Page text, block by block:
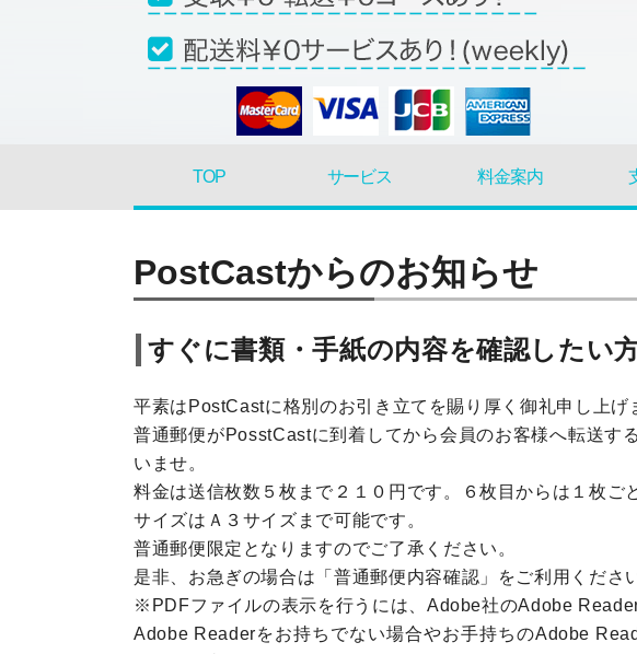
TOP サービス 料金案内
PostCastからのお知らせ
すぐに書類・手紙の内容を確認したい
平素はPostCastに格別のお引き立てを賜り厚く御礼申し上げ
普通郵便がPosstCastに到着してから会員のお客様へ転送す
いませ。
料金は送信枚数５枚まで２１０円です。６枚目からは１枚ご
サイズはＡ３サイズまで可能です。
普通郵便限定となりますのでご了承ください。
是非、お急ぎの場合は「普通郵便内容確認」をご利用くださ
※PDFファイルの表示を行うには、Adobe社のAdobe Reader
Adobe Readerをお持ちでない場合やお手持ちのAdobe